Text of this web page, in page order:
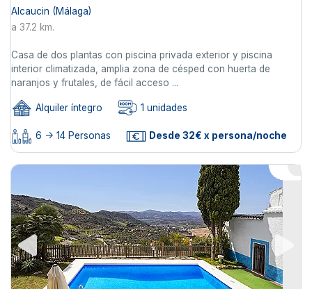
Alcaucin (Málaga)
a 37.2 km.
Casa de dos plantas con piscina privada exterior y piscina
interior climatizada, amplia zona de césped con huerta de
naranjos y frutales, de fácil acceso ...
Alquiler íntegro 1 unidades
6 -> 14 Personas Desde 32€ x persona/noche